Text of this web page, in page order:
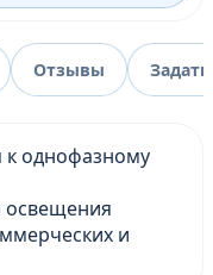
Отзывы
к однофазному
освещения
и